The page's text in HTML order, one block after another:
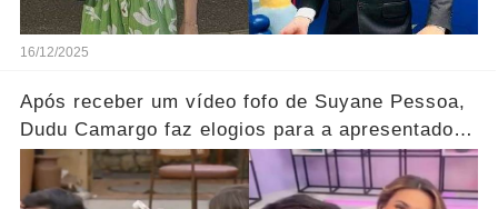
16/12/2025
Após receber um vídeo fofo de Suyane Pessoa,
Dudu Camargo faz elogios para a apresentadora
em 'A Fazenda 17'